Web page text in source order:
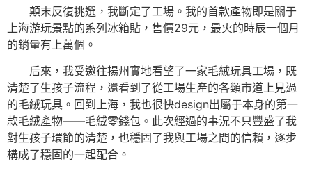
顛末反復挑選，我斷定了工場。我的首款產物即是關于
上海游玩景點的系列冰箱貼，售價29元，最火的時辰一個月
的銷量有上萬個。
后來，我受邀往揚州實地看望了一家毛絨玩具工場，既
清楚了生孩子流程，還看到了從工場生產的各類市道上見過
的毛絨玩具。回到上海，我也很快design出屬于本身的第一
款毛絨產物——毛絨零錢包。此次經過的事況不只豐盛了我
對生孩子環節的清楚，也穩固了我與工場之間的信賴，逐步
構成了穩固的一起配合。